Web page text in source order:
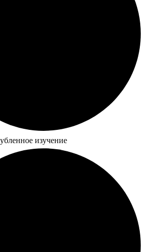
изучение